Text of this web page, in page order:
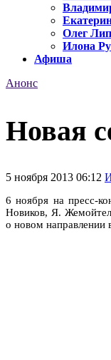
Олег
Илона
Афиша
Анонс
Новая
5 ноября 2013 06:12
6 ноября на пресс-
Новиков, Я.
о новом направлении